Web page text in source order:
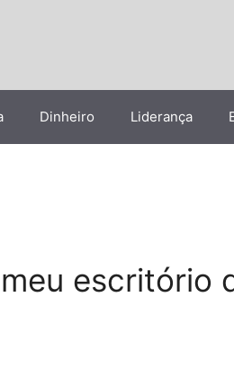
Dinheiro Liderança
escritório